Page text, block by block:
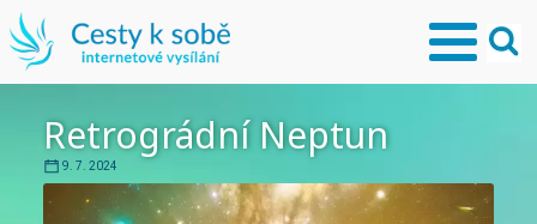
Retrográdní Neptun
9. 7. 2024